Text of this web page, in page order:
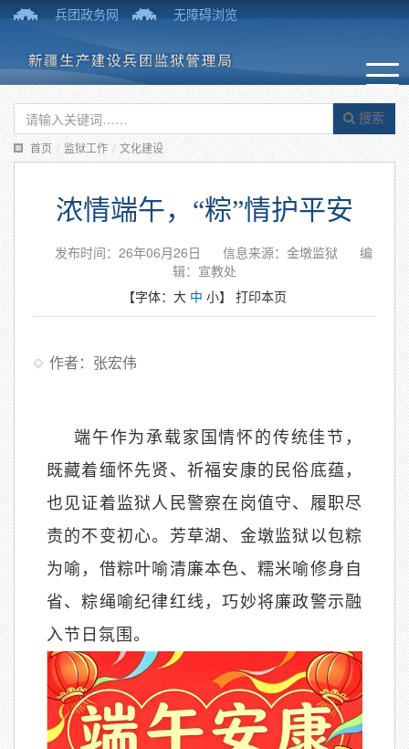
兵团政务网 无障碍浏览
搜索
首页 / 监狱工作 / 文化建设
浓情端午，“粽”情护平安
发布时间：26年06月26日 信息来源：金墩监狱
编
辑：宣教处
【字体： 大 中 小】 打印本页
作者：张宏伟
端午作为承载家国情怀的传统佳节，
既藏着缅怀先贤、祈福安康的民俗底蕴，
也见证着监狱人民警察在岗值守、履职尽
责的不变初心。芳草湖、金墩监狱以包粽
为喻，借粽叶喻清廉本色、糯米喻修身自
省、粽绳喻纪律红线，巧妙将廉政警示融
入节日氛围。